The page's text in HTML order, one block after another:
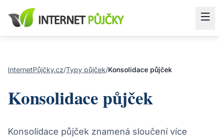
InternetPůjčky.cz/Typy půjček/Konsolidace půjček
Konsolidace půjček
Konsolidace půjček znamená sloučení více